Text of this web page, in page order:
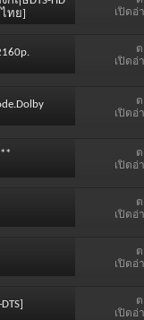
ทย]
เปิดอ่
เปิดอ่
เปิดอ่
เปิดอ่
เปิดอ่
เปิดอ่
เปิดอ่